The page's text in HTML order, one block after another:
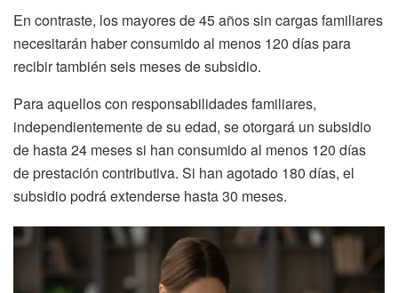
En contraste, los mayores de 45 años sin cargas familiares
necesitarán haber consumido al menos 120 días para
recibir también seis meses de subsidio.
Para aquellos con responsabilidades familiares,
independientemente de su edad, se otorgará un subsidio
de hasta 24 meses si han consumido al menos 120 días
de prestación contributiva. Si han agotado 180 días, el
subsidio podrá extenderse hasta 30 meses.